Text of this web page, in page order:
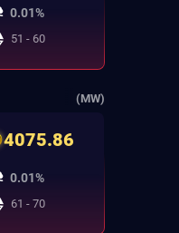
0.01%
51 - 60
(MW)
4075.86
0.01%
61 - 70